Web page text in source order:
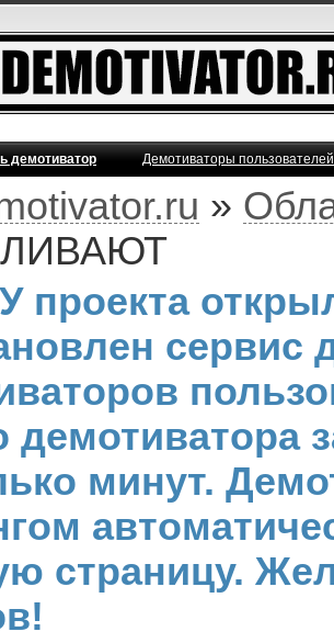
демотиватор Демотиваторы
»
проекта
сервис
демотиватора
минут.
страницу.